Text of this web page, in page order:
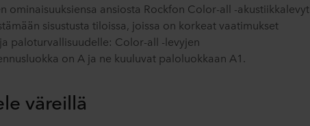
ominaisuuksiensa ansiosta Rockfon Color-all -akustiikkalevyt
sisustusta tiloissa, joissa on korkeat vaatimukset
paloturvallisuudelle: Color-all -levyjen
on A ja ne kuuluvat paloluokkaan A1.
väreillä